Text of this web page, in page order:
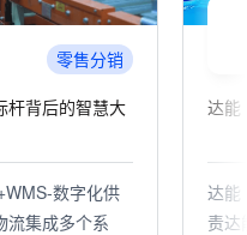
零售分销
杆背后的智慧大
数字化供
流集成多个系
达能
达能
责达